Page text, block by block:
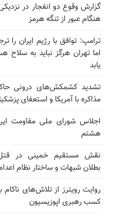
گزارش وقوع دو انفجار در
هنگام عبور از تنگه هرمز
ترامپ: توافق با رژیم ایران را
اما تهران هرگز نباید به
یابد
تشدید کشمکش‌های درونی
مذاکره با آمریکا و استعفای
اجلاس شورای ملی مقاومت
هشتم
بطلان شبهات و ساختار نظام
روایت رویترز از تلاش‌های
کسب رهبری اپوزیسیون